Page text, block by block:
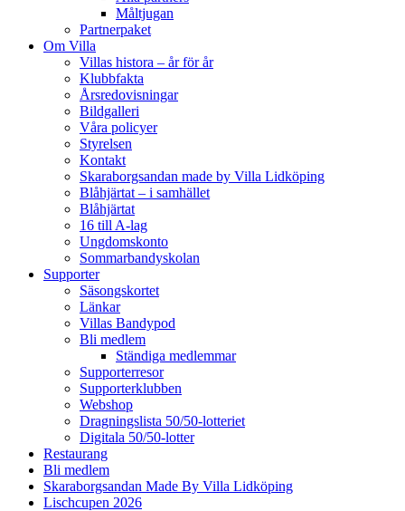
Måltjugan
Partnerpaket
Om Villa
Villas histora – år för år
Klubbfakta
Årsredovisningar
Bildgalleri
Våra policyer
Styrelsen
Kontakt
Skaraborgsandan made by Villa Lidköping
Blåhjärtat – i samhället
Blåhjärtat
16 till A-lag
Ungdomskonto
Sommarbandyskolan
Supporter
Säsongskortet
Länkar
Villas Bandypod
Bli medlem
Ständiga medlemmar
Supporterresor
Supporterklubben
Webshop
Dragningslista 50/50-lotteriet
Digitala 50/50-lotter
Restaurang
Bli medlem
Skaraborgsandan Made By Villa Lidköping
Lischcupen 2026